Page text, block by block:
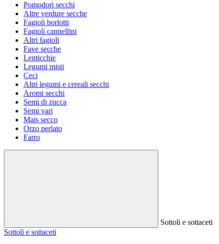
Pomodori secchi
Altre verdure secche
Fagioli borlotti
Fagioli cannellini
Altri fagioli
Fave secche
Lenticchie
Legumi misti
Ceci
Altri legumi e cereali secchi
Aromi secchi
Semi di zucca
Semi vari
Mais secco
Orzo perlato
Farro
Sottoli e sottaceti
Sottoli e sottaceti